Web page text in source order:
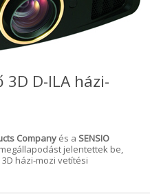
3D D-ILA házi-
Company és a SENSIO
jelentettek be,
házi-mozi vetítési